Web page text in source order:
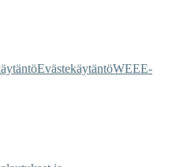
EvästekäytäntöWEEE-